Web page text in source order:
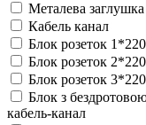
Металева
Кабель канал
Блок розеток
Блок розеток
Блок розеток
Блок з
кабель-канал